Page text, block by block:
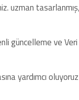
uzman
güncelleme ve
yardımcı